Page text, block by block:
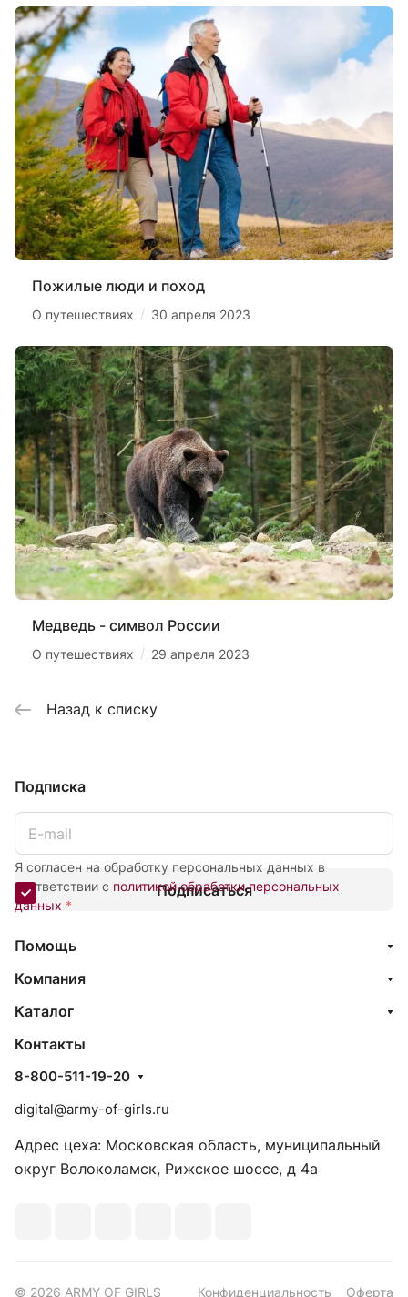
Пожилые люди и поход
О путешествиях / 30 апреля 2023
Медведь - символ России
О путешествиях / 29 апреля 2023
Назад к списку
Подписка
Я согласен на обработку персональных данных в
соответствии с политикой обработки персональных
данных *
Подписаться
Помощь
Компания
Каталог
Контакты
8-800-511-19-20
digital@army-of-girls.ru
Адрес цеха: Московская область, муниципальный
округ Волоколамск, Рижское шоссе, д 4а
© 2026 ARMY OF GIRLS Конфиденциальность Оферта